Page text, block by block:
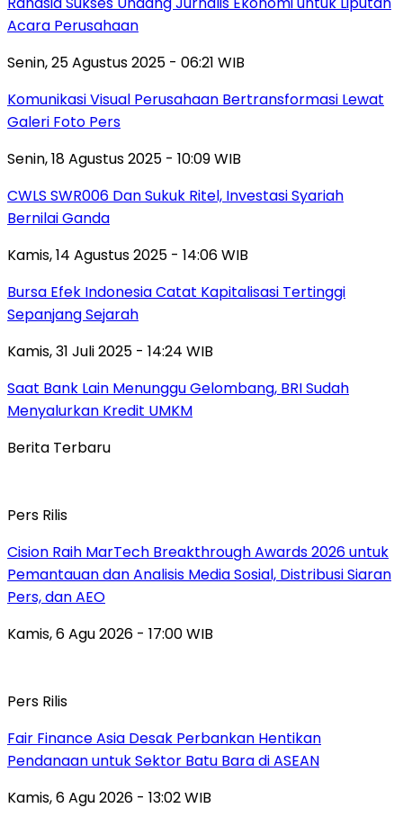
Acara Perusahaan
Senin, 25 Agustus 2025 - 06:21 WIB
Komunikasi Visual Perusahaan Bertransformasi Lewat
Galeri Foto Pers
Senin, 18 Agustus 2025 - 10:09 WIB
CWLS SWR006 Dan Sukuk Ritel, Investasi Syariah
Bernilai Ganda
Kamis, 14 Agustus 2025 - 14:06 WIB
Bursa Efek Indonesia Catat Kapitalisasi Tertinggi
Sepanjang Sejarah
Kamis, 31 Juli 2025 - 14:24 WIB
Saat Bank Lain Menunggu Gelombang, BRI Sudah
Menyalurkan Kredit UMKM
Berita Terbaru
Pers Rilis
Cision Raih MarTech Breakthrough Awards 2026 untuk
Pemantauan dan Analisis Media Sosial, Distribusi Siaran
Pers, dan AEO
Kamis, 6 Agu 2026 - 17:00 WIB
Pers Rilis
Fair Finance Asia Desak Perbankan Hentikan
Pendanaan untuk Sektor Batu Bara di ASEAN
Kamis, 6 Agu 2026 - 13:02 WIB